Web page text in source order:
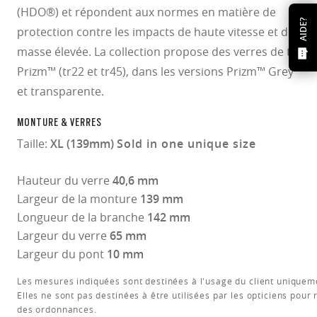
AIDE?
(HDO®) et répondent aux normes en matière de
protection contre les impacts de haute vitesse et de
masse élevée. La collection propose des verres de tir
Prizm™ (tr22 et tr45), dans les versions Prizm™ Grey
et transparente.
MONTURE & VERRES
Taille: XL (139mm)Sold in one unique size
Hauteur du verre 40,6 mm
Largeur de la monture 139 mm
Longueur de la branche 142 mm
Largeur du verre 65 mm
Largeur du pont 10 mm
Les mesures indiquées sont destinées à l'usage du client
Elles ne sont pas destinées à être utilisées par les opticiens pour
des ordonnances.